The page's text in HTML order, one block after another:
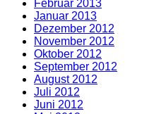
Februar 2013
Januar 2013
Dezember 2012
November 2012
Oktober 2012
September 2012
August 2012
Juli 2012
Juni 2012